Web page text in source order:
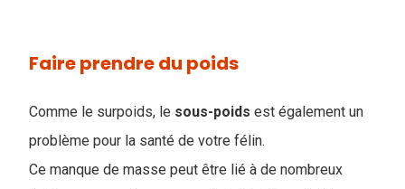
Faire prendre du poids
Comme le surpoids, le sous-poids est également un
problème pour la santé de votre félin.
Ce manque de masse peut être lié à de nombreux